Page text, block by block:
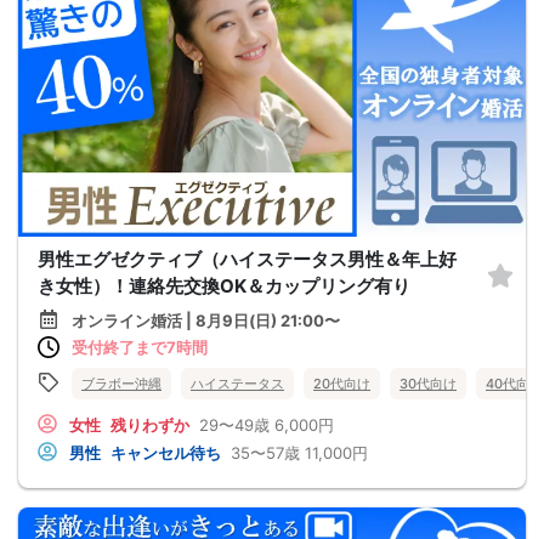
男性エグゼクティブ（ハイステータス男性＆年上好
き女性）！連絡先交換OK＆カップリング有り
オンライン婚活 | 8月9日(日) 21:00〜
受付終了まで7時間
ブラボー沖縄 ハイステータス 20代向け 30代向け 40代向け
女性 残りわずか 29〜49歳 6,000円
男性 キャンセル待ち 35〜57歳 11,000円